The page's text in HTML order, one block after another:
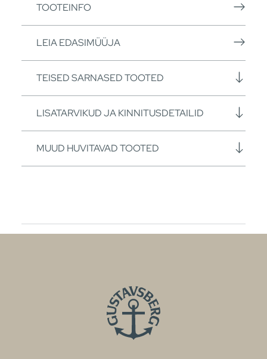
TOOTEINFO
LEIA EDASIMÜÜJA
TEISED SARNASED TOOTED
LISATARVIKUD JA KINNITUSDETAILID
MUUD HUVITAVAD TOOTED